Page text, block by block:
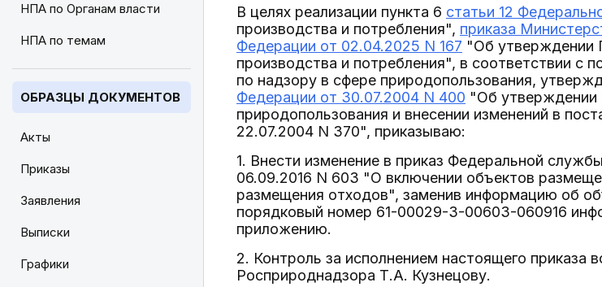
НПА по Органам власти
НПА по темам
ОБРАЗЦЫ ДОКУМЕНТОВ
Акты
Приказы
Заявления
Выписки
Графики
В целях реализации пункта 6 статьи 12
производства и потребления", приказа
Федерации от 02.04.2025 N 167 "Об утверждении
производства и потребления", в соответствии
по надзору в сфере природопользования,
Федерации от 30.07.2004 N 400 "Об утверждении
природопользования и внесении изменений в
22.07.2004 N 370", приказываю:
1. Внести изменение в приказ Федеральной
06.09.2016 N 603 "О включении объектов
размещения отходов", заменив информацию об
порядковый номер 61-00029-З-00603-060916
приложению.
2. Контроль за исполнением настоящего приказа
Росприроднадзора Т.А. Кузнецову.